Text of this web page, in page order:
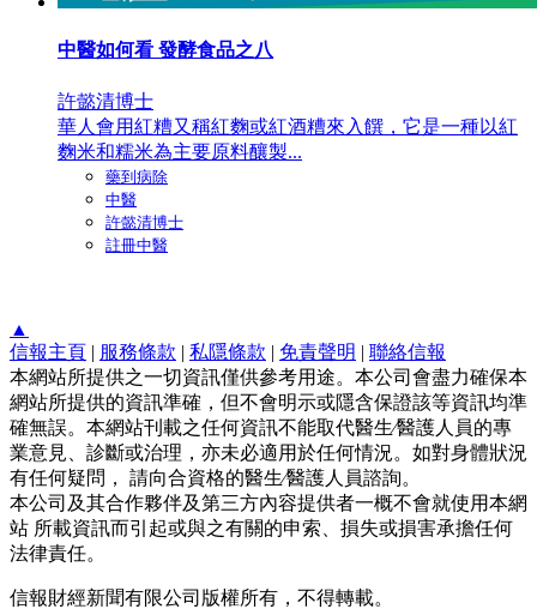
中醫如何看 發酵食品之八
許懿清博士
華人會用紅糟又稱紅麴或紅酒糟來入饌，它是一種以紅
麴米和糯米為主要原料釀製...
藥到病除
中醫
許懿清博士
註冊中醫
▲
信報主頁 | 服務條款 | 私隱條款 | 免責聲明 | 聯絡信報
本網站所提供之一切資訊僅供參考用途。本公司會盡力確保本
網站所提供的資訊準確，但不會明示或隱含保證該等資訊均準
確無誤。本網站刊載之任何資訊不能取代醫生∕醫護人員的專
業意見、診斷或治理，亦未必適用於任何情況。如對身體狀況
有任何疑問， 請向合資格的醫生∕醫護人員諮詢。
本公司及其合作夥伴及第三方內容提供者一概不會就使用本網
站 所載資訊而引起或與之有關的申索、損失或損害承擔任何
法律責任。
信報財經新聞有限公司版權所有，不得轉載。